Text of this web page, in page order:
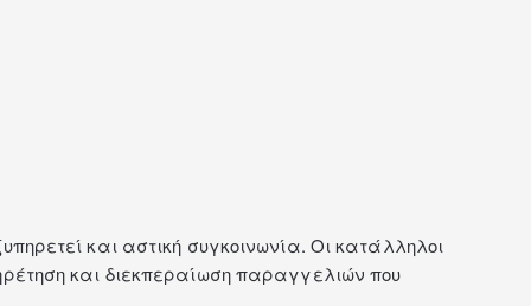
και αστική συγκοινωνία. Οι κατάλληλοι
και διεκπεραίωση παραγγελιών που